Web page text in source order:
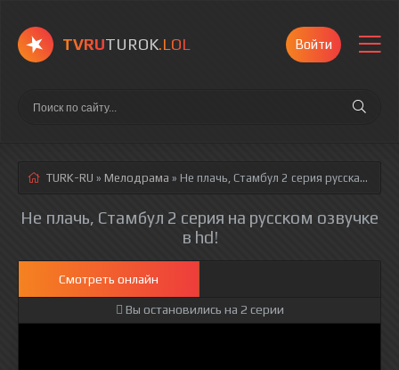
TVRUTUROK.LOL Войти
TURK-RU » Мелодрама » Не плачь, Стамбул 2 серия русская озвучка полностью смотреть онлайн!
Не плачь, Стамбул 2 серия на русском озвучке
в hd!
Смотреть онлайн
Вы остановились на 2 серии